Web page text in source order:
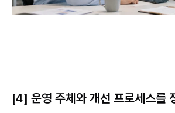
[4] 운영 주체와 개선 프로세스를